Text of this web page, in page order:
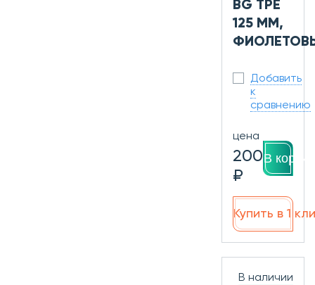
BG TPE
125 ММ,
Добавить
к
сравнению
цена
200
₽
В
Купить в 1
В наличии